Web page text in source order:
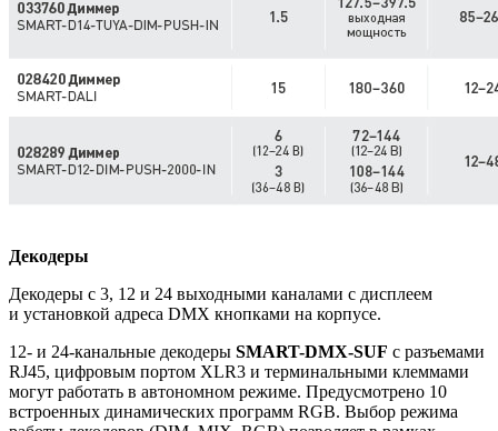
Декодеры
Декодеры с 3, 12 и 24 выходными каналами с дисплеем
и установкой адреса DMX кнопками на корпусе.
12- и 24-канальные декодеры SMART-DMX-SUF с разъемами
RJ45, цифровым портом XLR3 и терминальными клеммами
могут работать в автономном режиме. Предусмотрено 10
встроенных динамических программ RGB. Выбор режима